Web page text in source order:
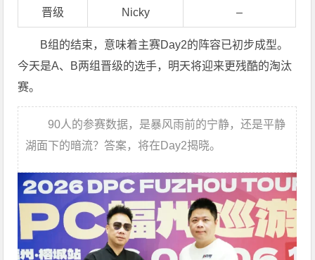
晋级 Nicky –
B组的结束，意味着主赛Day2的阵容已初步成型。
今天是A、B两组晋级的选手，明天将迎来更残酷的淘汰
赛。
90人的参赛数据，是暴风雨前的宁静，还是平静
湖面下的暗流？答案，将在Day2揭晓。